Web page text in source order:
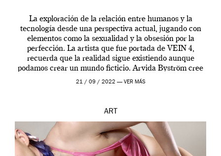
La exploración de la relación entre humanos y la
tecnología desde una perspectiva actual, jugando con
elementos como la sexualidad y la obsesión por la
perfección. La artista que fue portada de VEIN 4,
recuerda que la realidad sigue existiendo aunque
podamos crear un mundo ficticio. Arvida Byström cree
que los humanos tienen un complejo […]
21 / 09 / 2022 — VER MÁS
ART